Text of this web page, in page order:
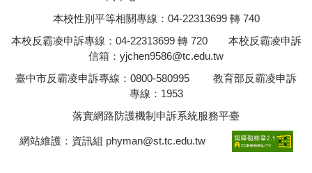
本校性別平等相關專線：04-22313699 轉 740
本校反霸凌申訴專線：04-22313699 轉 720 本校反霸凌申訴
信箱： yjchen9586@tc.edu.tw
臺中市反霸凌申訴專線：0800-580995 教育部反霸凌申訴
專線：1953
落實網路防護機制申訴系統服務平臺
網站維護：資訊組 phyman@st.tc.edu.tw